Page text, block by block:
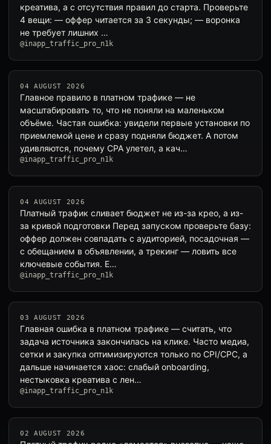
креатива, а с отсутствия правил до старта. Проверьте
4 вещи: — оффер читается за 3 секунды; — воронка
не требует лишних …
@inapp_traffic_pro_n1k
04 AUGUST 2026
Главное правило в платном трафике — не
масштабировать то, что не поняли на маленьком
объёме. Частая ошибка: увидели первые установки по
приемлемой цене и сразу подняли бюджет. А потом
удивляются, почему CPA улетел, а кач…
@inapp_traffic_pro_n1k
04 AUGUST 2026
Платный трафик сливает бюджет не из-за крео, а из-
за кривой подготовки Перед запуском проверьте базу:
оффер должен совпадать с аудиторией, посадочная —
с обещанием в объявлении, а трекинг — ловить все
ключевые события. Е…
@inapp_traffic_pro_n1k
03 AUGUST 2026
Главная ошибка в платном трафике — считать, что
задача источника закончилась на клике. Часто медиа,
сетки и закупка оптимизируются только по CPI/CPC, а
дальше начинается хаос: слабый onboarding,
нестыковка креатива с лен…
@inapp_traffic_pro_n1k
02 AUGUST 2026